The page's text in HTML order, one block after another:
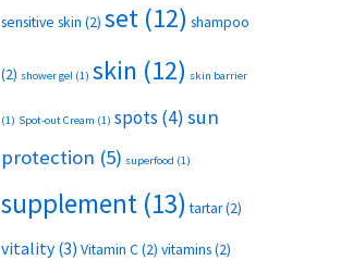
sensitive skin (2) set (12) shampoo
(2) shower gel (1) skin (12) skin barrier
(1) Spot-out Cream (1) spots(4)sun
protection (5) superfood (1)
supplement (13) tartar(2)
vitality (3) Vitamin C(2) vitamins(2)